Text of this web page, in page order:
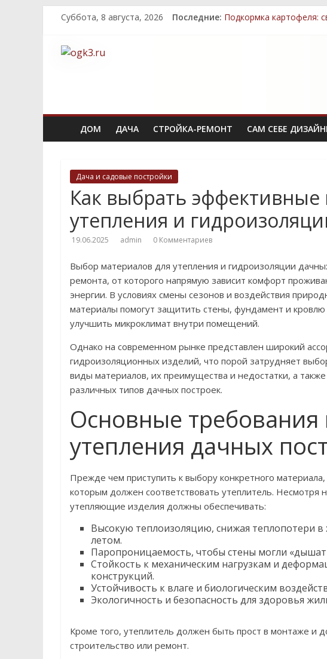
Суббота, 8 августа, 2026 Последние: Подкормка картофеля:
ДОМ ДАЧА СТРОЙКА-РЕМОНТ САМ СЕБЕ
Дача и садовые постройки
Как выбрать
утепления и
19.06.2025 admin 0 Комментариев
Выбор материалов для утепления и гидроизоляции
ремонта, от которого напрямую зависит комфорт
энергии. В условиях смены сезонов и воздействия
материалы помогут защитить стены, фундамент и кровлю
улучшить микроклимат внутри помещений.
Однако на современном рынке представлен широкий
гидроизоляционных изделий, что порой затрудняет
виды материалов, их преимущества и недостатки, а
различных типов дачных построек.
Основные требования
утепления дачных
Прежде чем приступить к выбору конкретного
которым должен соответствовать утеплитель. Несмотря
утепляющие изделия должны обеспечивать:
Высокую теплоизоляцию, снижая теплопотери
летом.
Паропроницаемость, чтобы стены могли
Стойкость к механическим нагрузкам и
конструкций.
Устойчивость к влаге и биологическим
Экологичность и безопасность для здоровья
Кроме того, утеплитель должен быть прост в монтаже и
строительство или ремонт.